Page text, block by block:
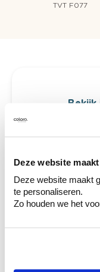
Deze website
Deze website maakt
te personaliseren.
Zo houden we het
TVT F077
Ontdek er
te verfijnen.
Krijg
combineren.